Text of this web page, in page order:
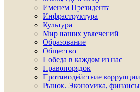
Именем Президента
Инфраструктура
Культура
Мир наших увлечений
Образование
Общество
Победа в каждом из нас
Правопорядок
Противодействие коррупции
Рынок. Экономика, финансы